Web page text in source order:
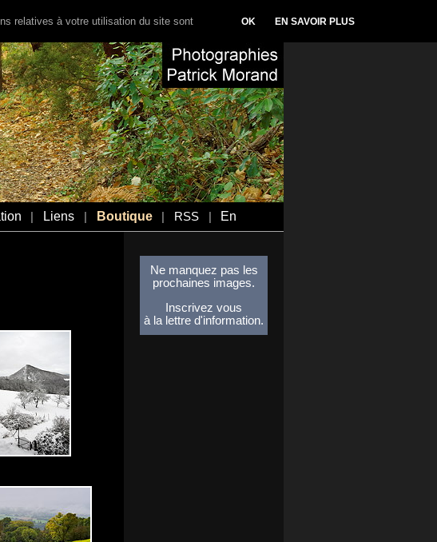
Liens Boutique RSS En
Ne manquez pas les
prochaines images.
Inscrivez vous
à la lettre d'information.
relatives à votre utilisation du site sont
OK EN SAVOIR PLUS